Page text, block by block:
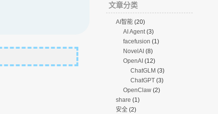
文章分类
AI智能(20)
AI Agent(3)
facefusion (1)
NovelAI(8)
OpenAI(12)
ChatGLM (3)
ChatGPT(3)
OpenClaw(2)
share (1)
安全(2)